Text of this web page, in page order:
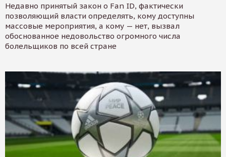
Недавно принятый закон о Fan ID, фактически
позволяющий власти определять, кому доступны
массовые мероприятия, а кому — нет, вызвал
обоснованное недовольство огромного числа
болельщиков по всей стране